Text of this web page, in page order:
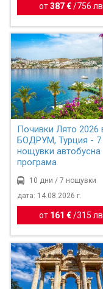
от387 € / 756 лв.
Почивки Лято 2026 в
БОДРУМ, Турция - 7
нощувки автобусна
програма
10 дни / 7 нощувки
дата: 14.08.2026 г.
от 161 € /315 лв.